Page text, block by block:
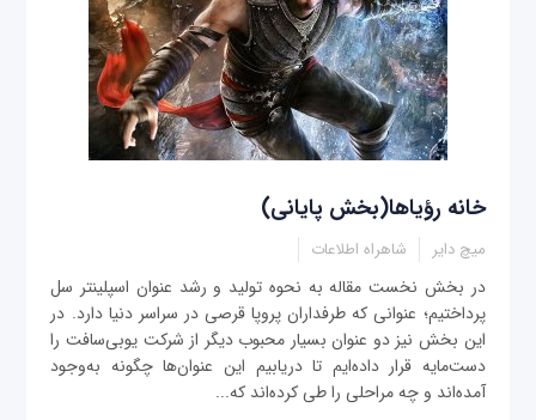
خانه رؤیاها(بخش پایانی)
میچ ‌دایر شاهراه اطلاعات
در بخش نخست مقاله به نحوه تولید و رشد عنوان اسپلینتر سل
پرداختیم؛ عنوانی که طرفداران پروپا قرصی در سراسر دنیا دارد. در
این بخش نیز دو عنوان بسیار محبوب دیگر از شرکت یوبی‌سافت را
دست‌مایه قرار داده‌ایم تا دریابیم این عنوان‌ها چگونه به‌وجود
آمده‌اند و چه مراحلی را طی کرده‌اند که...